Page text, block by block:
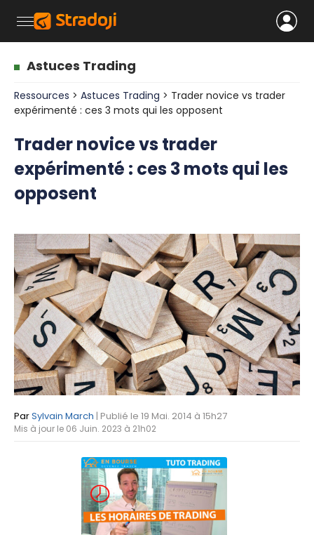
Astuces Trading
Ressources > Astuces Trading > Trader novice vs trader
expérimenté : ces 3 mots qui les opposent
Trader novice vs trader
expérimenté : ces 3 mots qui les
opposent
ParSylvain March | Publié le 19 Mai. 2014 à 15h27
Mis à jour le 06 Juin. 2023 à 21h02